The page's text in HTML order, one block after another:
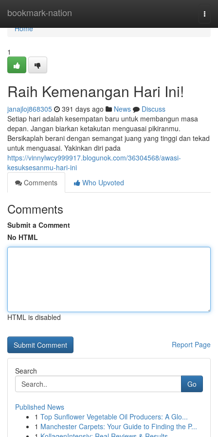
bookmark-nation
Home
Home
1
Raih Kemenangan Hari Ini!
janajloj868305 391 days ago News
Discuss
Setiap hari adalah kesempatan baru untuk membangun masa
depan. Jangan biarkan ketakutan menguasai pikiranmu.
Bersikaplah berani dengan semangat juang yang tinggi dan tekad
untuk menguasai. Yakinkan diri pada
https://vinnylwcy999917.blogunok.com/36304568/awasi-
kesuksesanmu-hari-ini
Comments
Who Upvoted
Comments
Submit a Comment
No HTML
HTML is disabled
Report Page
Search
Go
Published News
1 Top Sunflower Vegetable Oil Producers: A Glo...
1 Manchester Carpets: Your Guide to Finding the P...